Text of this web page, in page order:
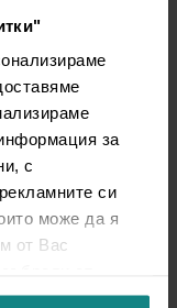
за
с
си
може да я
от Вас
им.